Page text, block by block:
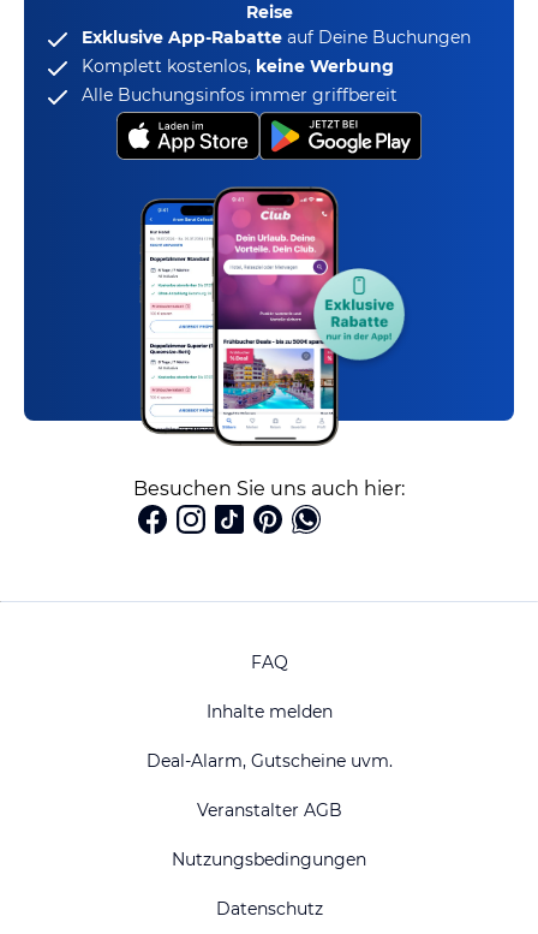
Reise
Exklusive App-Rabatte auf Deine Buchungen
Komplett kostenlos, keine Werbung
Alle Buchungsinfos immer griffbereit
Besuchen Sie uns auch hier:
FAQ
Inhalte melden
Deal-Alarm, Gutscheine uvm.
Veranstalter AGB
Nutzungsbedingungen
Datenschutz